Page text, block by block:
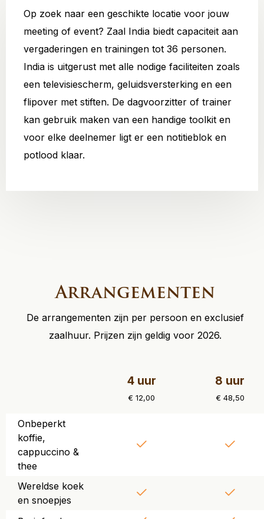
Op zoek naar een geschikte locatie voor jouw
meeting of event? Zaal India biedt capaciteit aan
vergaderingen en trainingen tot 36 personen.
India is uitgerust met alle nodige faciliteiten zoals
een televisiescherm, geluidsversterking en een
flipover met stiften. De dagvoorzitter of trainer
kan gebruik maken van een handige toolkit en
voor elke deelnemer ligt er een notitieblok en
potlood klaar.
Arrangementen
De arrangementen zijn per persoon en exclusief
zaalhuur. Prijzen zijn geldig voor 2026.
4 uur
€ 12,00
8 uur
€ 48,50
Onbeperkt
koffie,
cappuccino &
thee
Wereldse koek
en snoepjes